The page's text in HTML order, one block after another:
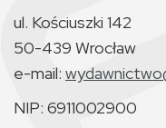
ul. Kościuszki 142
50-439 Wrocław
e-mail:
NIP: 6911002900